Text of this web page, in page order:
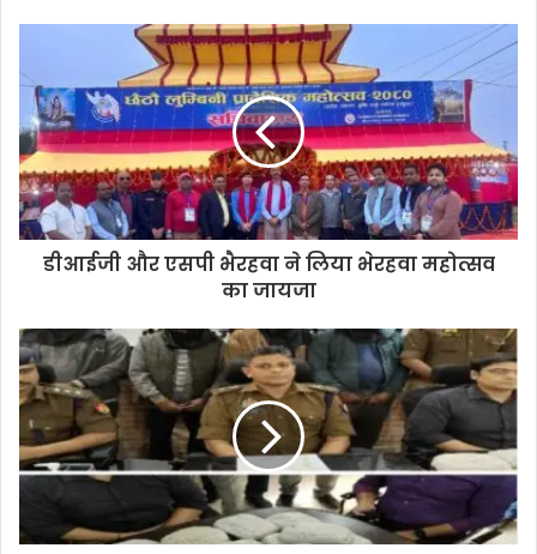
डीआईजी और एसपी भैरहवा ने लिया भेरहवा महोत्सव
का जायजा